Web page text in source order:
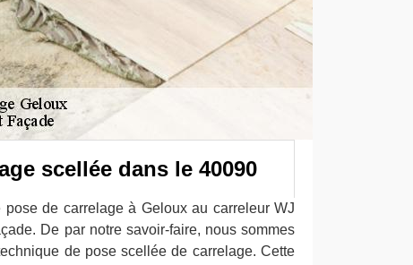
scellée dans le 40090
pose de carrelage à Geloux au carreleur WJ
De par notre savoir-faire, nous sommes
de pose scellée de carrelage. Cette